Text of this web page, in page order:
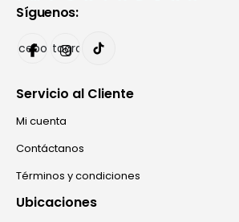
Síguenos:
FacebookInstagram
Servicio al Cliente
Mi cuenta
Contáctanos
Términos y condiciones
Ubicaciones